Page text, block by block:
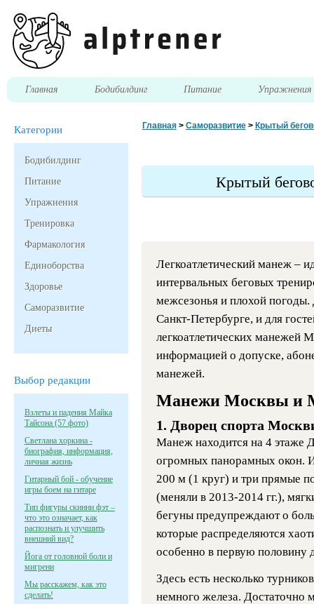
Главная Бодибилдинг Питание Упражнения
Категории
Бодибилдинг
Питание
Упражнения
Тренировка
Фармакология
Единоборства
Здоровье
Саморазвитие
Диеты
Выбор редакции
Взлеты и падения Майка
Тайсона (57 фото)
Светлана хоркина -
биография, информация,
личная жизнь
Гитарный бой - обучение
игры боем на гитаре
Тип фигуры скинни фэт –
что это означает, как
распознать и улучшить
внешний вид?
Йога от головной боли и
мигрени
Мы расскажем, как это
сделать!
Главная> Саморазвитие> Крытый
Крытый
Легкоатлетический манеж –
интервальных беговых
межсезонья и плохой погоды.
Санкт-Петербурге, и для
легкоатлетических манежей
информацией о допуске,
манежей.
Манежи Москвы и
1. Дворец спорта
Манеж находится на 4 этаже
огромных панорамных окон.
200 м (1 круг) и три прямые
(меняли в 2013-2014 гг.),
бегуны предупреждают о
которые распределяются
особенно в первую половину
Здесь есть несколько
немного железа. Достаточно